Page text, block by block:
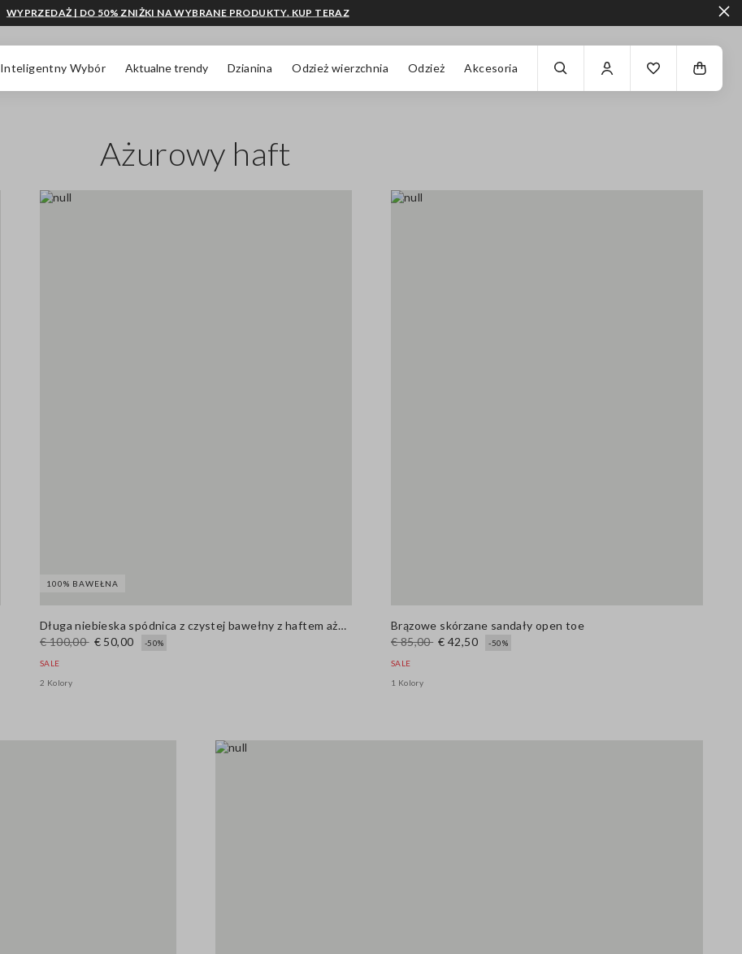
Inteligentny Wybór Aktualne trendy Dzianina Odzież wierzchnia Odzież Akcesoria
WYPRZEDAŻ | DO 50% ZNIŻKI NA WYBRANE PRODUKTY. KUP TERAZ
Ażurowy haft
100% BAWEŁNA
Długa niebieska spódnica z czystej bawełny z haftem ażurowym
€ 100,00 € 50,00 -50%
SALE
2 Kolory
Brązowe skórzane sandały open toe
€ 85,00 € 42,50 -50%
SALE
1 Kolory